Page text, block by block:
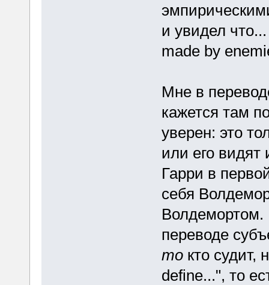
и увидел
made by
Мне в
кажется там
уверен: это
или его видят
Гарри в
себя
Волдемортом.
переводе
токто судит,
define...", то